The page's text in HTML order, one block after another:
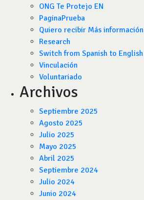
ONG Te Protejo EN
PaginaPrueba
Quiero recibir Más información
Research
Switch from Spanish to English
Vinculación
Voluntariado
Archivos
Septiembre 2025
Agosto 2025
Julio 2025
Mayo 2025
Abril 2025
Septiembre 2024
Julio 2024
Junio 2024